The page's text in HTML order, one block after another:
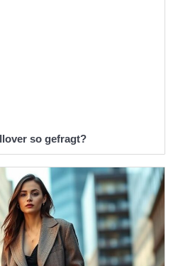
so gefragt?